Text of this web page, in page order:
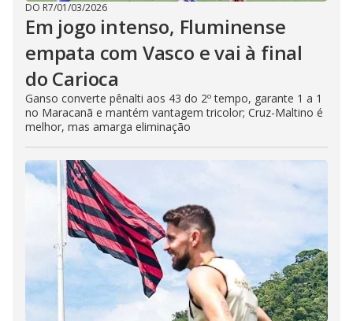
DO R7/01/03/2026
Em jogo intenso, Fluminense
empata com Vasco e vai à final
do Carioca
Ganso converte pênalti aos 43 do 2º tempo, garante 1 a 1
no Maracanã e mantém vantagem tricolor; Cruz-Maltino é
melhor, mas amarga eliminação